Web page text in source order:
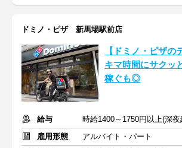
ドミノ・ピザ 新馬場駅前店
【ドミノ・ピザの
キマ時間にサクッ
稼ぐも◎
給与
時給1400～1750円以上(深
雇用形態
アルバイト・パート